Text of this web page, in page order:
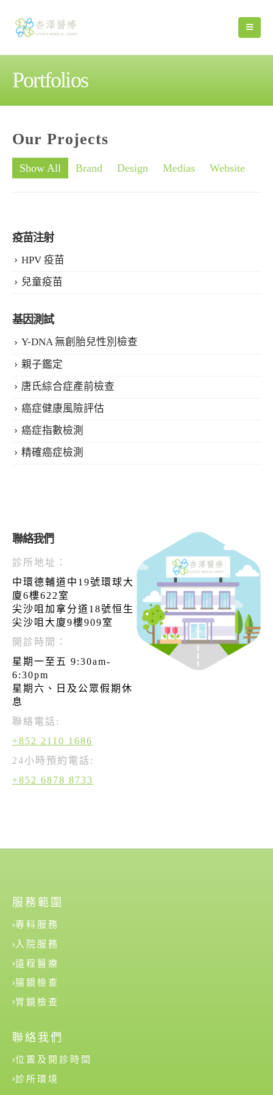
Portfolios
Our Projects
Show All Brand Design Medias Website
疫苗注射
HPV 疫苗
兒童疫苗
基因測試
Y-DNA 無創胎兒性別檢查
親子鑑定
唐氏綜合症產前檢查
癌症健康風險評估
癌症指數檢測
精確癌症檢測
聯絡我們
診所地址：
中環德輔道中19號環球大
廈6樓622室
尖沙咀加拿分道18號恒生
尖沙咀大廈9樓909室
開診時間：
星期一至五 9:30am-
6:30pm
星期六、日及公眾假期休
息
聯絡電話:
+852 2110 1686
24小時預約電話:
+852 6878 8733
服務範圍
專科服務
入院服務
遠程醫療
腸鏡檢查
胃鏡檢查
聯絡我們
位置及開診時間
診所環境